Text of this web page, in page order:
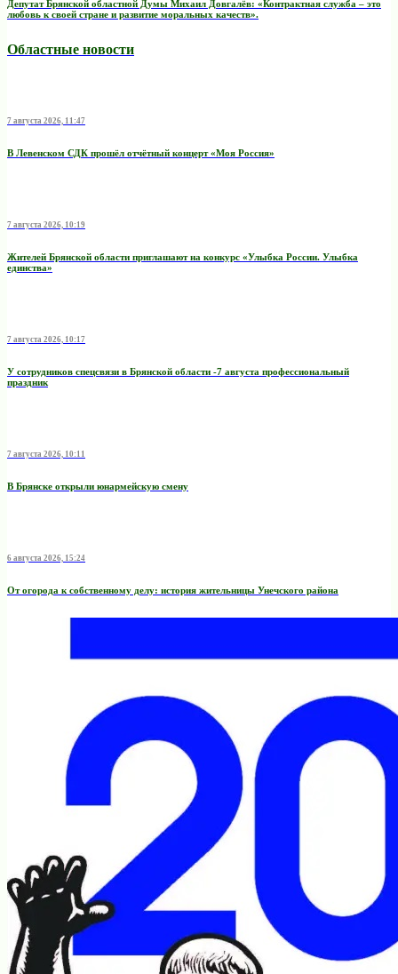
Депутат Брянской областной Думы Михаил Довгалёв: «Контрактная служба – это
любовь к своей стране и развитие моральных качеств».
Областные новости
7 августа 2026, 11:47
В Левенском СДК прошёл отчётный концерт «Моя Россия»
7 августа 2026, 10:19
Жителей Брянской области приглашают на конкурс «Улыбка России. Улыбка
единства»
7 августа 2026, 10:17
У сотрудников спецсвязи в Брянской области -7 августа профессиональный
праздник
7 августа 2026, 10:11
В Брянске открыли юнармейскую смену
6 августа 2026, 15:24
От огорода к собственному делу: история жительницы Унечского района